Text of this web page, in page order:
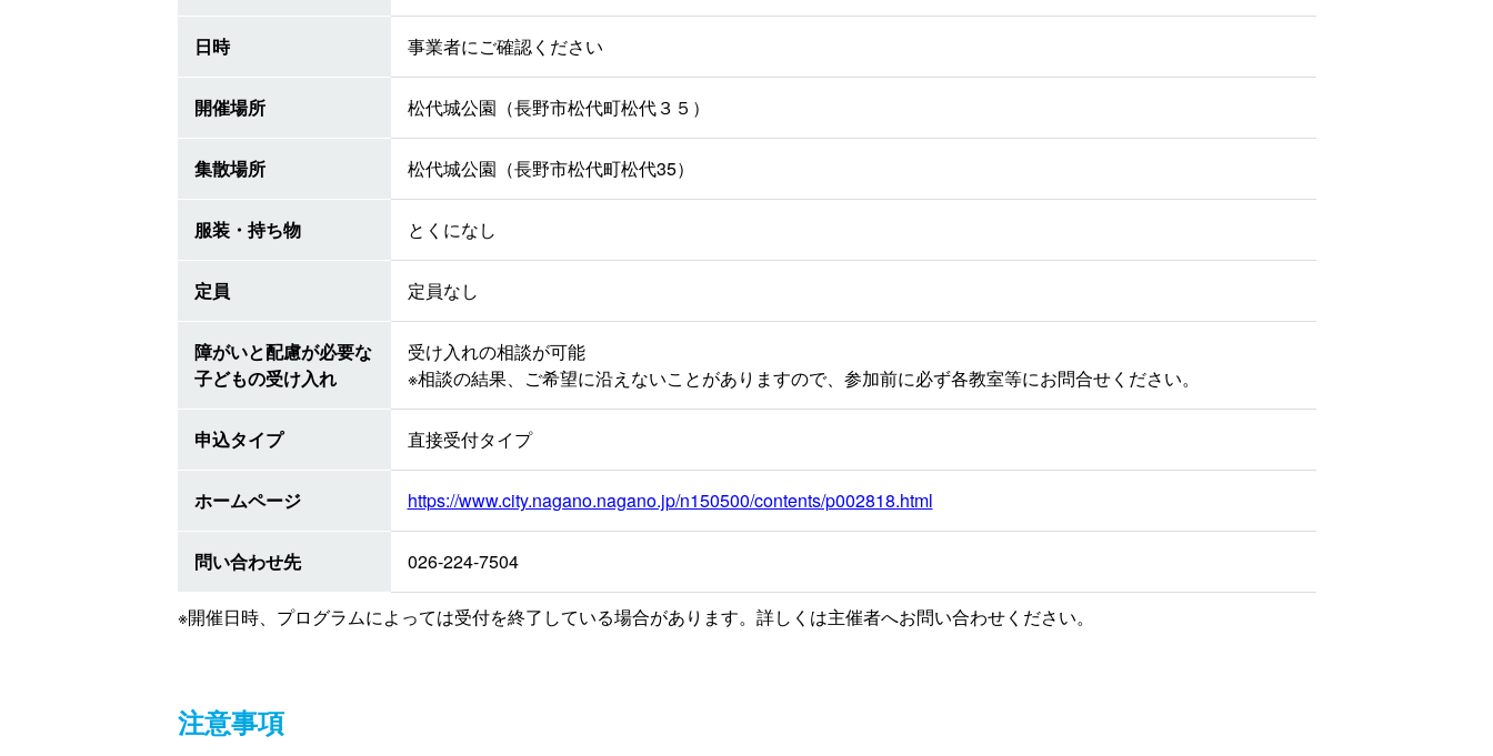
日時 事業者にご確認ください
開催場所 松代城公園（長野市松代町松代３５）
集散場所 松代城公園（長野市松代町松代35）
服装・持ち物 とくになし
定員 定員なし
障がいと配慮が必要な
子どもの受け入れ
受け入れの相談が可能
※相談の結果、ご希望に沿えないことがありますので、参加前に必ず各教室等にお問合せください。
申込タイプ 直接受付タイプ
ホームページ https://www.city.nagano.nagano.jp/n150500/contents/p002818.html
問い合わせ先 026-224-7504
※開催日時、プログラムによっては受付を終了している場合があります。詳しくは主催者へお問い合わせください。
注意事項